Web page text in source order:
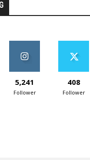
5,241
Follower
408
Follower